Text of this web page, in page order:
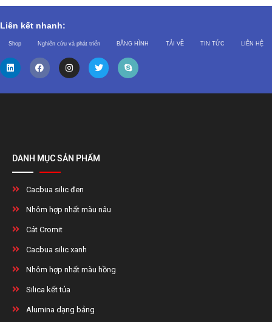
Liên kết nhanh:
Shop Nghiên cứu và phát triển BĂNG HÌNH TẢI VỀ TIN TỨC LIÊN HỆ
DANH MỤC SẢN PHẨM
Cacbua silic đen
Nhôm hợp nhất màu nâu
Cát Cromit
Cacbua silic xanh
Nhôm hợp nhất màu hồng
Silica kết tủa
Alumina dạng bảng